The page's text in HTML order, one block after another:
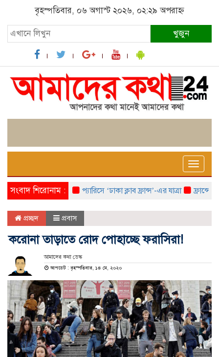
বৃহস্পতিবার, ০৬ অগাস্ট ২০২৬, ০২:২৯ অপরাহ্ন
খুজুন
Toggle
সংবাদ শিরোনাম : প্যারিসে ‘ঢাকা ক্লাব ফ্রান্স’-এর যাত্রা ফ্রান্সে
প্রচ্ছদ প্রবাস
করোনা তাড়াতে রোদ পোহাচ্ছে ফরাসিরা!
আমাদের কথা ডেস্ক
আপডেট : বৃহস্পতিবার, ১৪ মে, ২০২০